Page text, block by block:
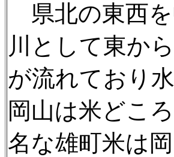
県北の東西を
川として東か
が流れており
岡山は米どこ
名な雄町米は